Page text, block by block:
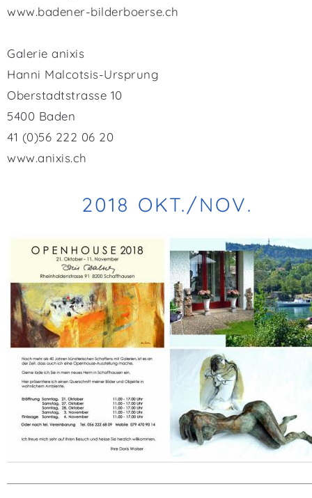
www.badener-bilderboerse.ch
Galerie anixis
Hanni Malcotsis-Ursprung
Oberstadtstrasse 10
5400 Baden
41 (0)56 222 06 20
www.anixis.ch
2018 OKT./NOV.